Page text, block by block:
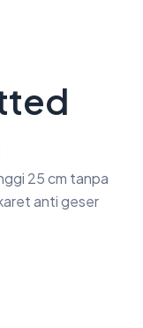
25 cm tanpa
anti geser